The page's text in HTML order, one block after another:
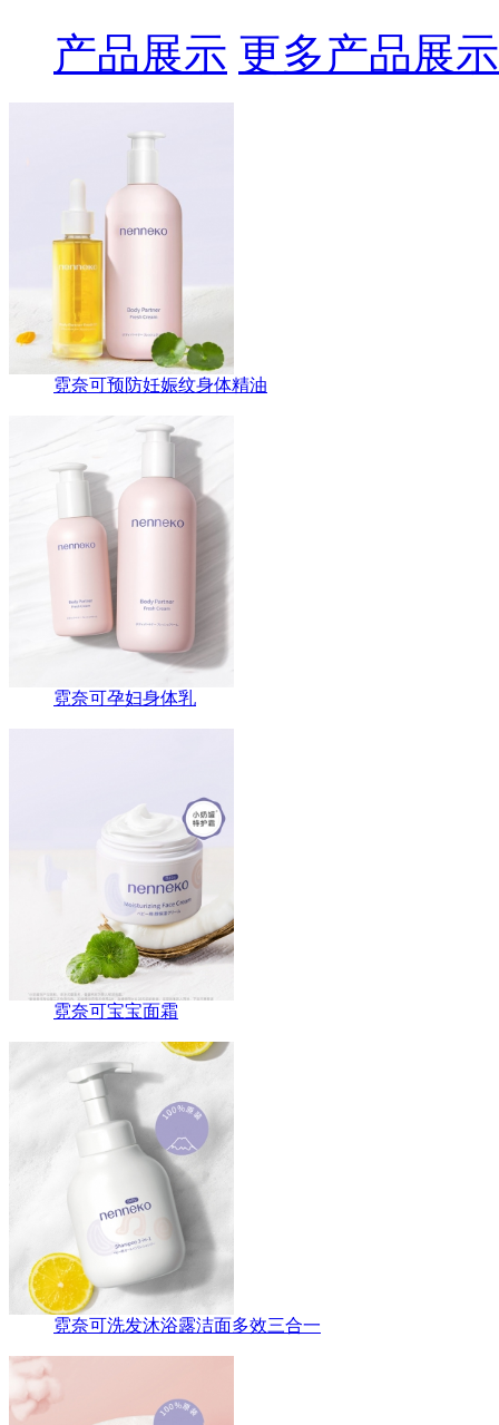
产品展示 更多产品展示
霓奈可预防妊娠纹身体精油
霓奈可孕妇身体乳
霓奈可宝宝面霜
霓奈可洗发沐浴露洁面多效三合一